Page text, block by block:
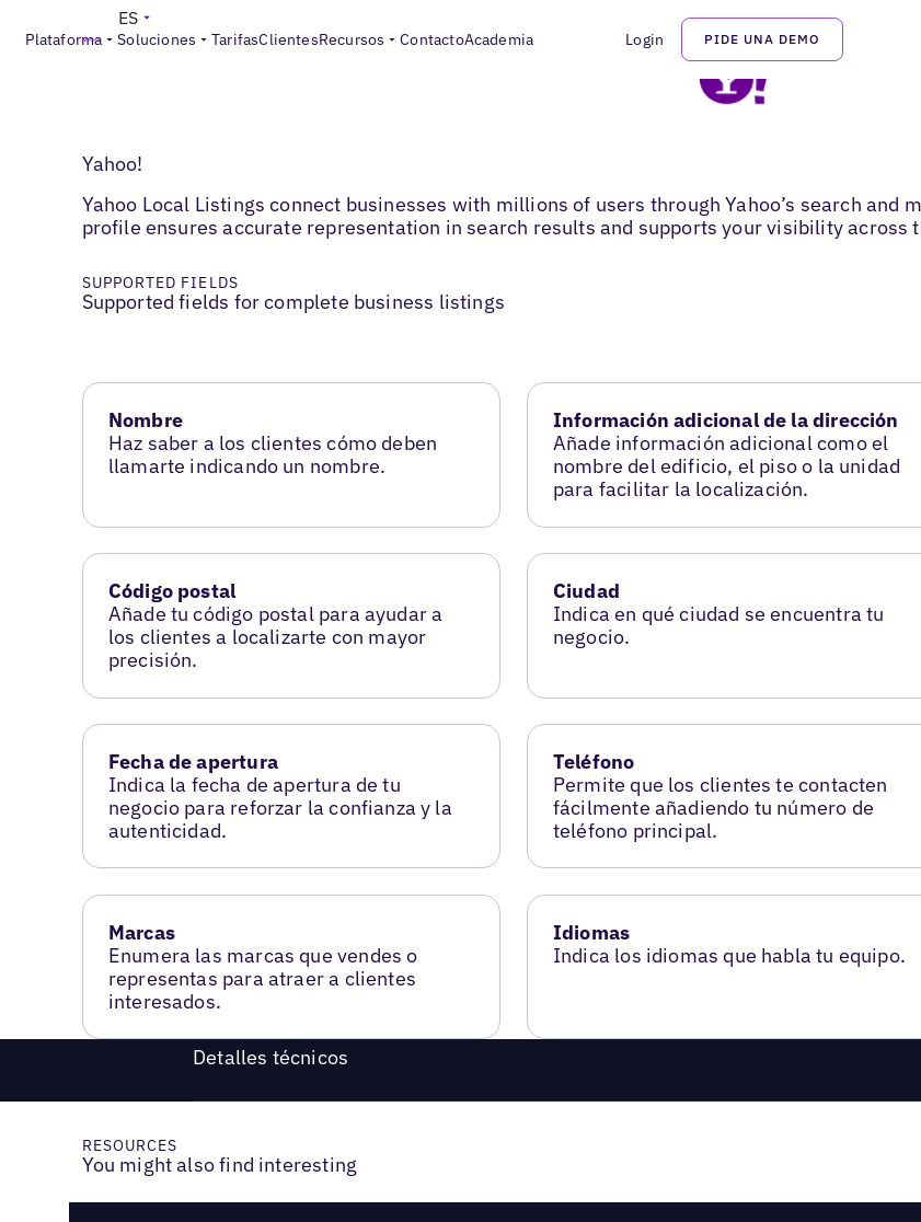
Plataforma Soluciones TarifasClientesRecursos ContactoAcademia Login PIDE UNA DEMO
ES
Yahoo!
Yahoo Local Listings connect businesses with millions of users through Yahoo’s search and
profile ensures accurate representation in search results and supports your visibility across
SUPPORTED FIELDS
Supported fields for complete business listings
Nombre
Haz saber a los clientes cómo deben
llamarte indicando un nombre.
Información adicional de la dirección
Añade información adicional como el
nombre del edificio, el piso o la unidad
para facilitar la localización.
Código postal
Añade tu código postal para ayudar a
los clientes a localizarte con mayor
precisión.
Ciudad
Indica en qué ciudad se encuentra tu
negocio.
Fecha de apertura
Indica la fecha de apertura de tu
negocio para reforzar la confianza y la
autenticidad.
Teléfono
Permite que los clientes te contacten
fácilmente añadiendo tu número de
teléfono principal.
Marcas
Enumera las marcas que vendes o
representas para atraer a clientes
interesados.
Idiomas
Indica los idiomas que habla tu equipo.
Detalles técnicos
RESOURCES
You might also find interesting